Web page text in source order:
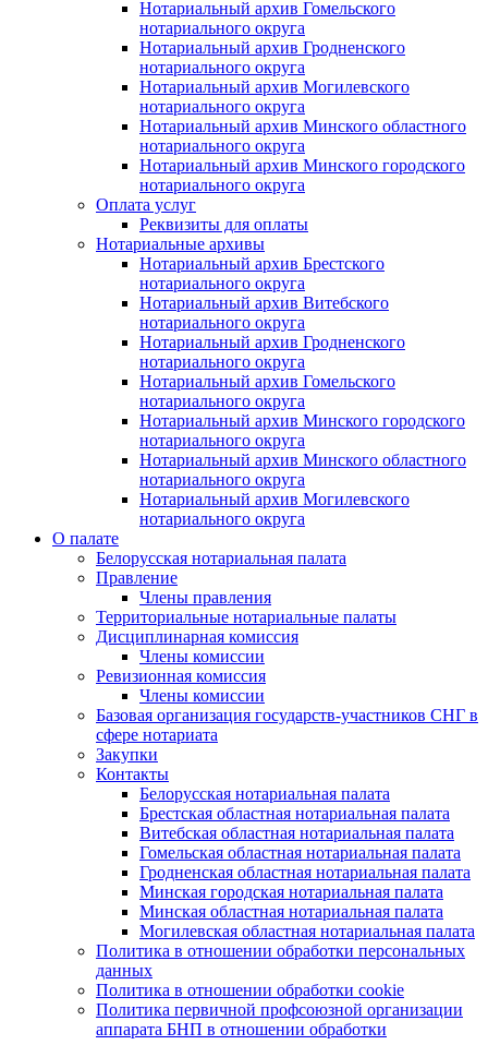
Нотариальный архив Гомельского
нотариального округа
Нотариальный архив Гродненского
нотариального округа
Нотариальный архив Могилевского
нотариального округа
Нотариальный архив Минского областного
нотариального округа
Нотариальный архив Минского городского
нотариального округа
Оплата услуг
Реквизиты для оплаты
Нотариальные архивы
Нотариальный архив Брестского
нотариального округа
Нотариальный архив Витебского
нотариального округа
Нотариальный архив Гродненского
нотариального округа
Нотариальный архив Гомельского
нотариального округа
Нотариальный архив Минского городского
нотариального округа
Нотариальный архив Минского областного
нотариального округа
Нотариальный архив Могилевского
нотариального округа
О палате
Белорусская нотариальная палата
Правление
Члены правления
Территориальные нотариальные палаты
Дисциплинарная комиссия
Члены комиссии
Ревизионная комиссия
Члены комиссии
Базовая организация государств-участников СНГ в
сфере нотариата
Закупки
Контакты
Белорусская нотариальная палата
Брестская областная нотариальная палата
Витебская областная нотариальная палата
Гомельская областная нотариальная палата
Гродненская областная нотариальная палата
Минская городская нотариальная палата
Минская областная нотариальная палата
Могилевская областная нотариальная палата
Политика в отношении обработки персональных
данных
Политика в отношении обработки cookie
Политика первичной профсоюзной организации
аппарата БНП в отношении обработки